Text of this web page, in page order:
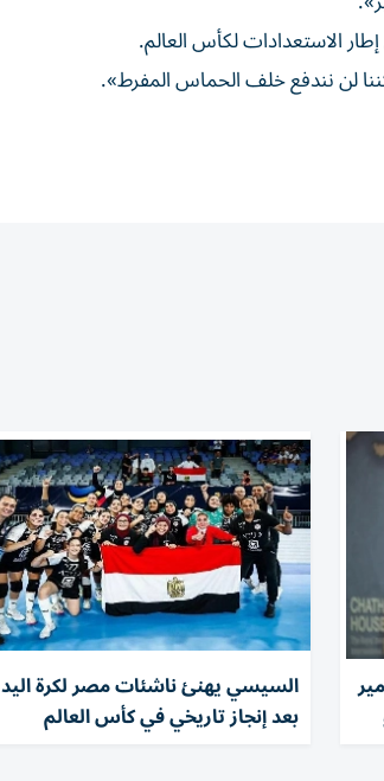
الاستعدادات لكأس العالم.
لن نندفع خلف الحماس المفرط».
السيسي يهنئ ناشئات مصر لكرة اليد
بعد إنجاز تاريخي في كأس العالم